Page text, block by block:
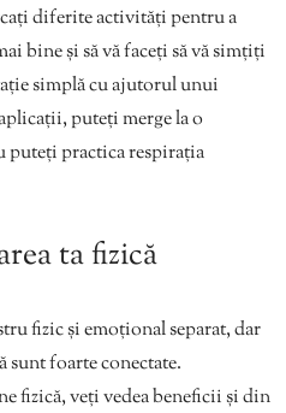
diferite activități pentru a
bine și să vă faceți să vă simțiți
simplă cu ajutorul unui
puteți merge la o
puteți practica respirația
ta fizică
fizic și emoțional separat, dar
sunt foarte conectate.
fizică, veți vedea beneficii și din